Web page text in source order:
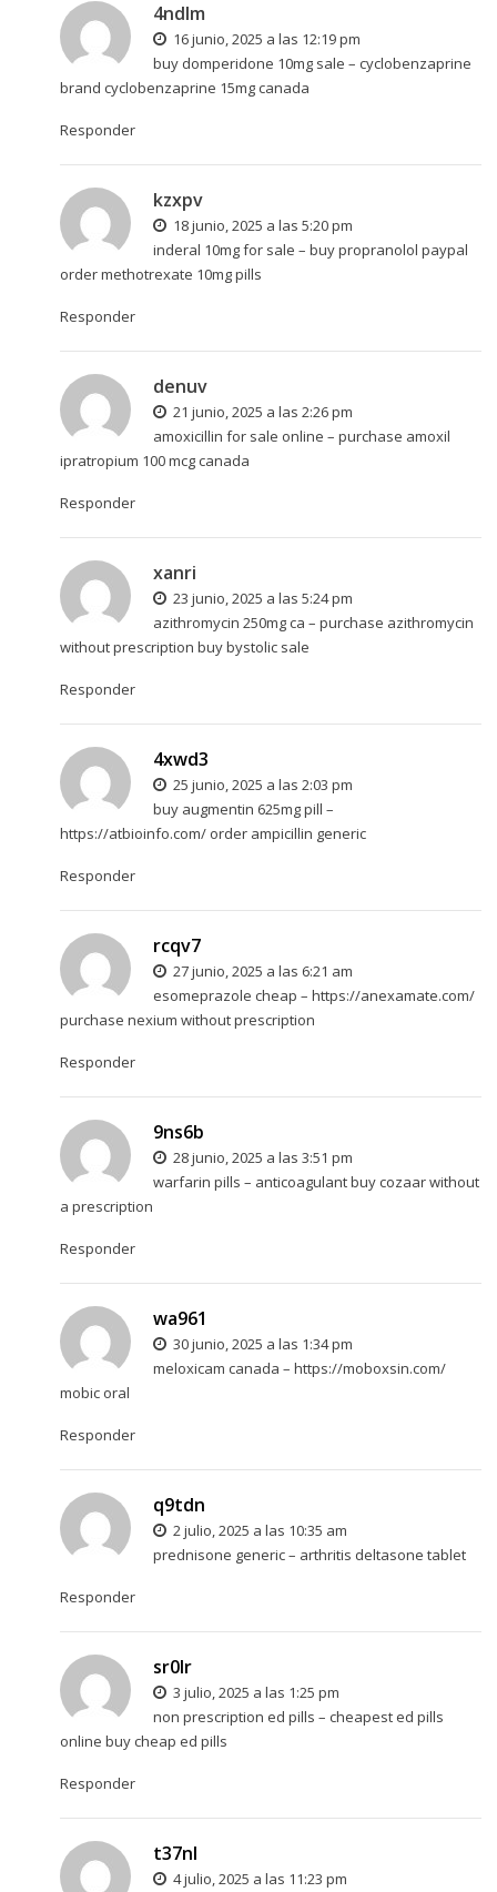
4ndlm
16 junio, 2025 a las 12:19 pm
buy domperidone 10mg sale – cyclobenzaprine
brand cyclobenzaprine 15mg canada
Responder
kzxpv
18 junio, 2025 a las 5:20 pm
inderal 10mg for sale – buy propranolol paypal
order methotrexate 10mg pills
Responder
denuv
21 junio, 2025 a las 2:26 pm
amoxicillin for sale online – purchase amoxil
ipratropium 100 mcg canada
Responder
xanri
23 junio, 2025 a las 5:24 pm
azithromycin 250mg ca – purchase azithromycin
without prescription buy bystolic sale
Responder
4xwd3
25 junio, 2025 a las 2:03 pm
buy augmentin 625mg pill –
https://atbioinfo.com/order ampicillin generic
Responder
rcqv7
27 junio, 2025 a las 6:21 am
esomeprazole cheap – https://anexamate.com/
purchase nexium without prescription
Responder
9ns6b
28 junio, 2025 a las 3:51 pm
warfarin pills – anticoagulantbuy cozaar without
a prescription
Responder
wa961
30 junio, 2025 a las 1:34 pm
meloxicam canada – https://moboxsin.com/
mobic oral
Responder
q9tdn
2 julio, 2025 a las 10:35 am
prednisone generic – arthritis deltasone tablet
Responder
sr0lr
3 julio, 2025 a las 1:25 pm
non prescription ed pills – cheapest ed pills
online buy cheap ed pills
Responder
t37nl
4 julio, 2025 a las 11:23 pm